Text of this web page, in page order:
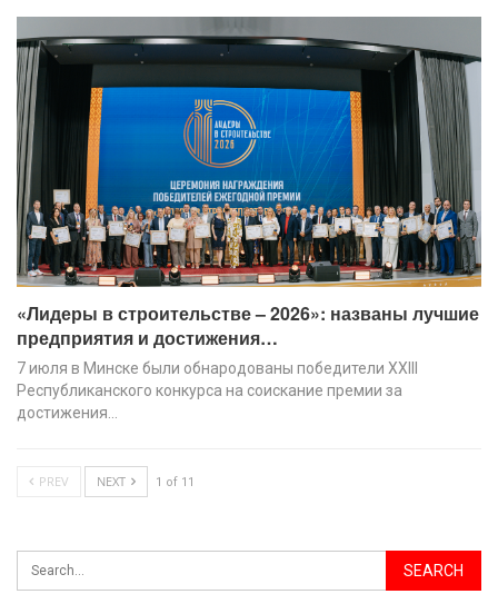
«Лидеры в строительстве – 2026»: названы лучшие
предприятия и достижения…
7 июля в Минске были обнародованы победители XХIII
Республиканского конкурса на соискание премии за
достижения…
PREV NEXT 1 of 11